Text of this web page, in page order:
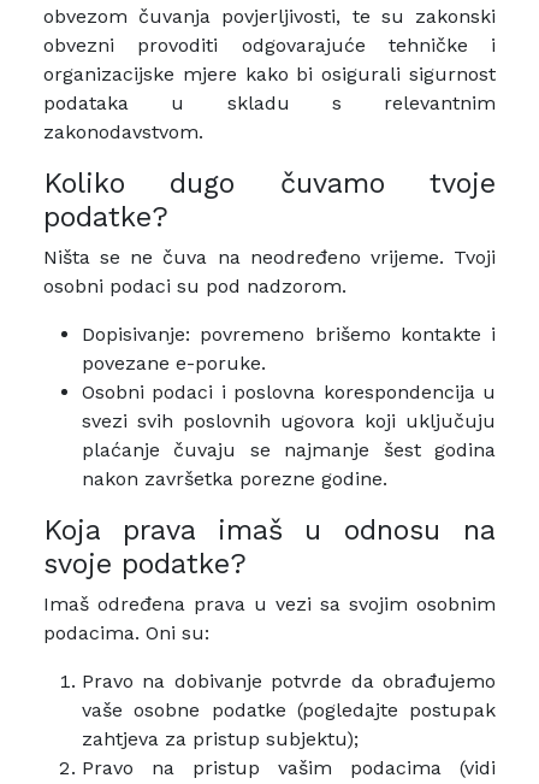
obvezom čuvanja povjerljivosti, te su zakonski
obvezni provoditi odgovarajuće tehničke i
organizacijske mjere kako bi osigurali sigurnost
podataka u skladu s relevantnim
zakonodavstvom.
Koliko dugo čuvamo tvoje
podatke?
Ništa se ne čuva na neodređeno vrijeme. Tvoji
osobni podaci su pod nadzorom.
Dopisivanje: povremeno brišemo kontakte i
povezane e-poruke.
Osobni podaci i poslovna korespondencija u
svezi svih poslovnih ugovora koji uključuju
plaćanje čuvaju se najmanje šest godina
nakon završetka porezne godine.
Koja prava imaš u odnosu na
svoje podatke?
​Imaš određena prava u vezi sa svojim osobnim
podacima. Oni su:
Pravo na dobivanje potvrde da obrađujemo
vaše osobne podatke (pogledajte postupak
zahtjeva za pristup subjektu);
Pravo na pristup vašim podacima (vidi